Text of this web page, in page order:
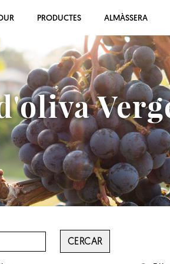
PRODUCTES ALMÀSSERA
CERCAR